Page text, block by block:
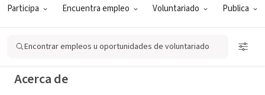
Participa Encuentra empleo Voluntariado Publica
Encontrar empleos u oportunidades de voluntariado
Providence, RI|sola-afghanistan.org
Acerca de